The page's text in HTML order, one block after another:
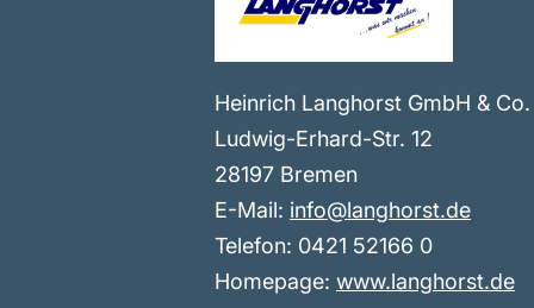
Heinrich Langhorst GmbH & Co.
Ludwig-Erhard-Str. 12
28197 Bremen
E-Mail: info@langhorst.de
Telefon: 0421 52166 0
Homepage: www.langhorst.de